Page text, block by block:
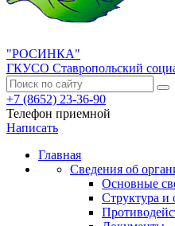
"РОСИНКА"
ГКУСО Ставропольский
+7 (8652) 23-36-90
Телефон приемной
Написать
Главная
Сведения об
Основные
Структура и